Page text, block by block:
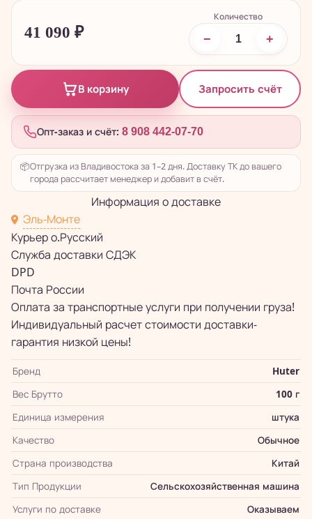
41 090 ₽
Количество
− +
В корзину Запросить счёт
Опт-заказ и счёт: 8 908 442-07-70
📦Отгрузка из Владивостока за 1–2 дня. Доставку ТК до вашего
города рассчитает менеджер и добавит в счёт.
Информация о доставке
Эль-Монте
Курьер о.Русский
Служба доставки СДЭК
DPD
Почта России
Оплата за транспортные услуги при получении груза!
Индивидуальный расчет стоимости доставки-
гарантия низкой цены!
Бренд
Huter
Вес Брутто
100 г
Единица измерения
штука
Качество
Обычное
Страна производства
Китай
Тип Продукции
Сельскохозяйственная машина
Услуги по доставке
Оказываем